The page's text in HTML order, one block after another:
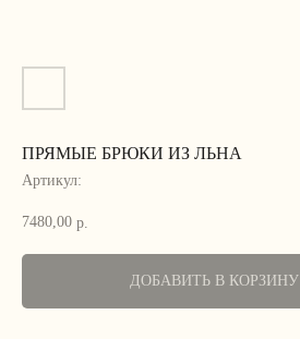
ПРЯМЫЕ БРЮКИ ИЗ ЛЬНА
Артикул:
7480,00 р.
ДОБАВИТЬ В КОРЗИНУ